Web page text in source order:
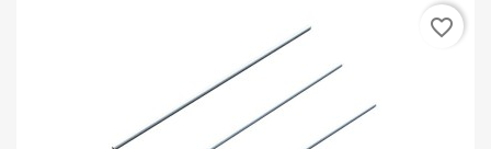
favorite_border